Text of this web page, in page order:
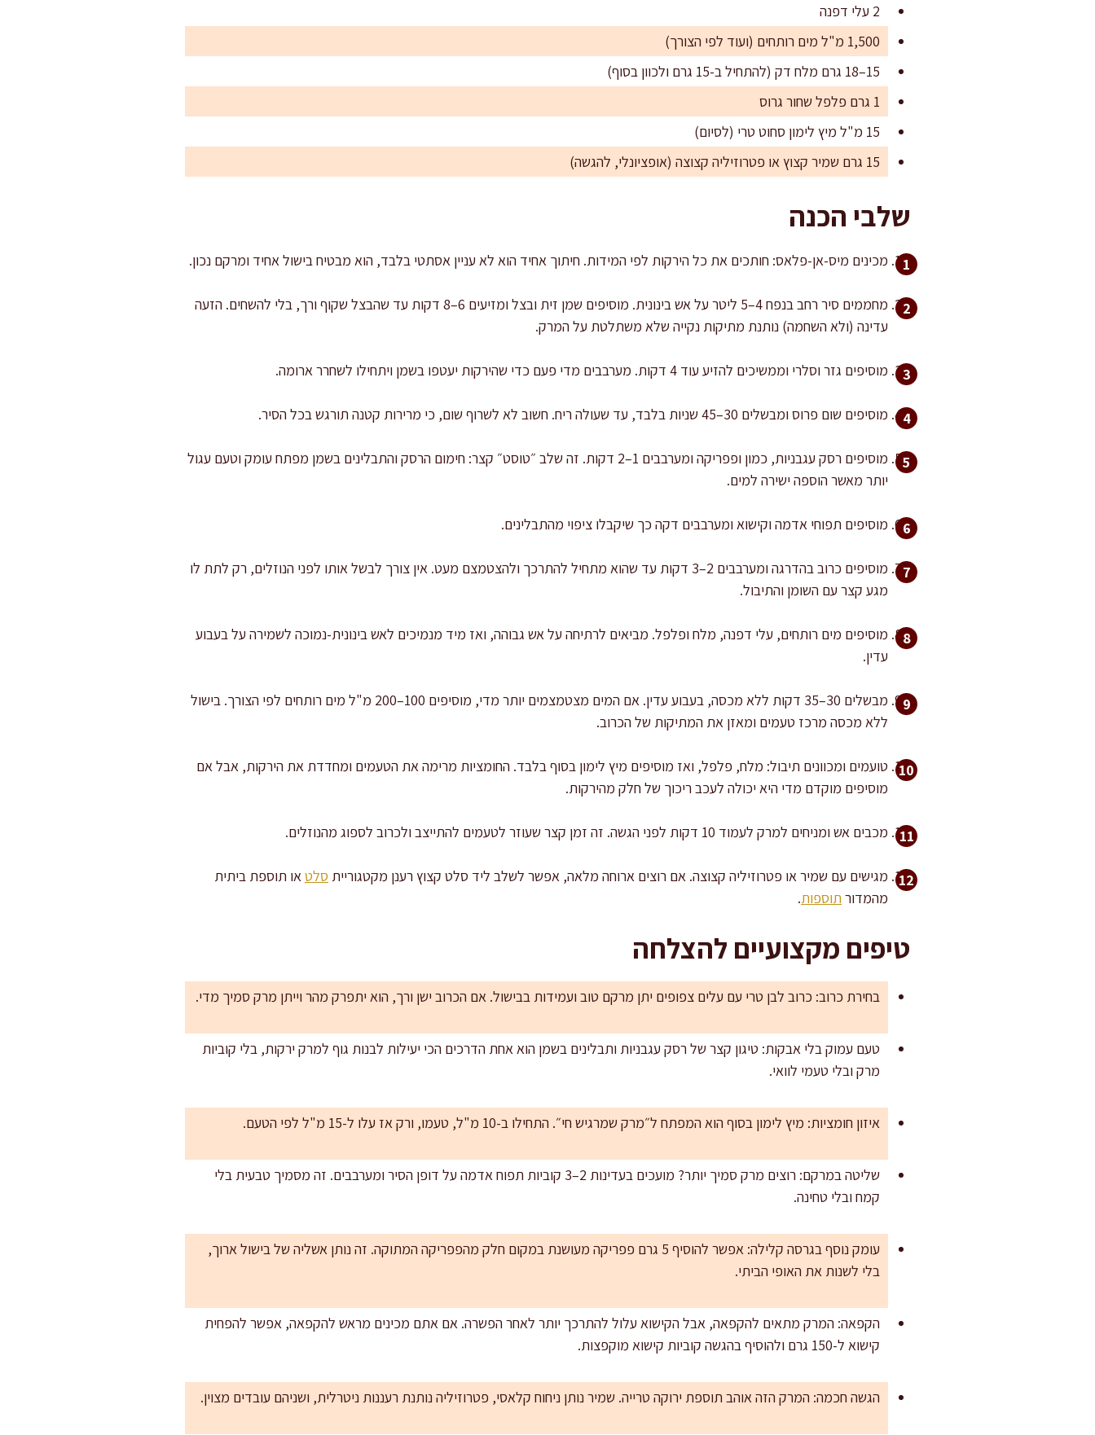
2 עלי דפנה
1,500 מ"ל מים רותחים (ועוד לפי הצורך)
15–18 גרם מלח דק (להתחיל ב-15 גרם ולכוון בסוף)
1 גרם פלפל שחור גרוס
15 מ"ל מיץ לימון סחוט טרי (לסיום)
15 גרם שמיר קצוץ או פטרוזיליה קצוצה (אופציונלי, להגשה)
שלבי הכנה
מכינים מיס-אן-פלאס: חותכים את כל הירקות לפי המידות. חיתוך אחיד הוא לא עניין אסתטי בלבד, הוא מבטיח בישול אחיד ומרקם נכון.
מחממים סיר רחב בנפח 4–5 ליטר על אש בינונית. מוסיפים שמן זית ובצל ומזיעים 6–8 דקות עד שהבצל שקוף ורך, בלי להשחים. הזעה
עדינה (ולא השחמה) נותנת מתיקות נקייה שלא משתלטת על המרק.
מוסיפים גזר וסלרי וממשיכים להזיע עוד 4 דקות. מערבבים מדי פעם כדי שהירקות יעטפו בשמן ויתחילו לשחרר ארומה.
מוסיפים שום פרוס ומבשלים 30–45 שניות בלבד, עד שעולה ריח. חשוב לא לשרוף שום, כי מרירות קטנה תורגש בכל הסיר.
מוסיפים רסק עגבניות, כמון ופפריקה ומערבבים 1–2 דקות. זה שלב ״טוסט״ קצר: חימום הרסק והתבלינים בשמן מפתח עומק וטעם עגול
יותר מאשר הוספה ישירה למים.
מוסיפים תפוחי אדמה וקישוא ומערבבים דקה כך שיקבלו ציפוי מהתבלינים.
מוסיפים כרוב בהדרגה ומערבבים 2–3 דקות עד שהוא מתחיל להתרכך ולהצטמצם מעט. אין צורך לבשל אותו לפני הנוזלים, רק לתת לו
מגע קצר עם השומן והתיבול.
מוסיפים מים רותחים, עלי דפנה, מלח ופלפל. מביאים לרתיחה על אש גבוהה, ואז מיד מנמיכים לאש בינונית-נמוכה לשמירה על בעבוע
עדין.
מבשלים 30–35 דקות ללא מכסה, בעבוע עדין. אם המים מצטמצמים יותר מדי, מוסיפים 100–200 מ"ל מים רותחים לפי הצורך. בישול
ללא מכסה מרכז טעמים ומאזן את המתיקות של הכרוב.
טועמים ומכוונים תיבול: מלח, פלפל, ואז מוסיפים מיץ לימון בסוף בלבד. החומציות מרימה את הטעמים ומחדדת את הירקות, אבל אם
מוסיפים מוקדם מדי היא יכולה לעכב ריכוך של חלק מהירקות.
מכבים אש ומניחים למרק לעמוד 10 דקות לפני הגשה. זה זמן קצר שעוזר לטעמים להתייצב ולכרוב לספוג מהנוזלים.
מגישים עם שמיר או פטרוזיליה קצוצה. אם רוצים ארוחה מלאה, אפשר לשלב ליד סלט קצוץ רענן מקטגוריית סלט או תוספת ביתית
מהמדור תוספות.
טיפים מקצועיים להצלחה
בחירת כרוב: כרוב לבן טרי עם עלים צפופים יתן מרקם טוב ועמידות בבישול. אם הכרוב ישן ורך, הוא יתפרק מהר וייתן מרק סמיך מדי.
טעם עמוק בלי אבקות: טיגון קצר של רסק עגבניות ותבלינים בשמן הוא אחת הדרכים הכי יעילות לבנות גוף למרק ירקות, בלי קוביות
מרק ובלי טעמי לוואי.
איזון חומציות: מיץ לימון בסוף הוא המפתח ל״מרק שמרגיש חי״. התחילו ב-10 מ"ל, טעמו, ורק אז עלו ל-15 מ"ל לפי הטעם.
שליטה במרקם: רוצים מרק סמיך יותר? מועכים בעדינות 2–3 קוביות תפוח אדמה על דופן הסיר ומערבבים. זה מסמיך טבעית בלי
קמח ובלי טחינה.
עומק נוסף בגרסה קלילה: אפשר להוסיף 5 גרם פפריקה מעושנת במקום חלק מהפפריקה המתוקה. זה נותן אשליה של בישול ארוך,
בלי לשנות את האופי הביתי.
הקפאה: המרק מתאים להקפאה, אבל הקישוא עלול להתרכך יותר לאחר הפשרה. אם אתם מכינים מראש להקפאה, אפשר להפחית
קישוא ל-150 גרם ולהוסיף בהגשה קוביות קישוא מוקפצות.
הגשה חכמה: המרק הזה אוהב תוספת ירוקה טרייה. שמיר נותן ניחוח קלאסי, פטרוזיליה נותנת רעננות ניטרלית, ושניהם עובדים מצוין.